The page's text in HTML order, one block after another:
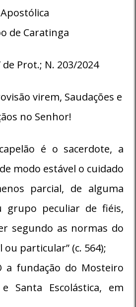
Apostólica
de Caratinga
de Prot.; N. 203/2024
virem, Saudações e
no Senhor!
é o sacerdote, a
modo estável o cuidado
parcial, de alguma
grupo peculiar de fiéis,
segundo as normas do
particular” (c. 564);
a fundação do Mosteiro
Santa Escolástica, em